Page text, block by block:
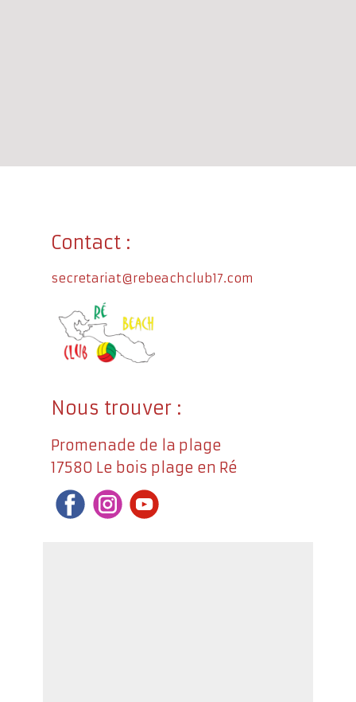
Contact :
secretariat@rebeachclub17.com
Nous trouver :
Promenade de la plage
17580 Le bois plage en Ré